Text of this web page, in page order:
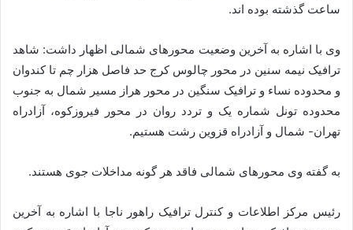
ساعت گذشته بوده اند.
وی با اشاره به آخرین وضعیت محورهای شمالی اظهار داشت: شاهد
ترافیک نیمه سنین در محور چالوس کرج حد فاصل هزار چم تا کندوان
و محدوده نساء و ترافیک سنگین در محور هراز مسیر شمال به جنوب
محدوده تونل شماره یک و تردد روان در محور فیروزکوه، آزادراه
تهران- شمال و آزادراه قزوین رشت هستیم.
به گفته وی محورهای شمالی فاقد هر گونه مداخلات جوی هستند.
رئیس مرکز اطلاعات و کنترل ترافیک راهور ناجا با اشاره به آخرین